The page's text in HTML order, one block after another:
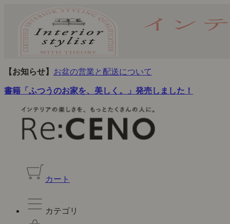
【お知らせ】 お盆の営業と配送について
書籍「ふつうのお家を、美しく。」発売しました！
カート
カテゴリ